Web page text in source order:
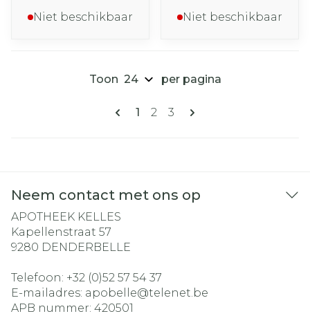
Niet beschikbaar Niet beschikbaar
Pagina's
U lees momenteel pagina
1 Pagina
2 Pagina
3
Toon per pagina
Neem contact met ons op
APOTHEEK KELLES
Kapellenstraat 57
9280 DENDERBELLE
Telefoon: +32 (0)52 57 54 37
E-mailadres: apobelle@telenet.be
APB nummer: 420501